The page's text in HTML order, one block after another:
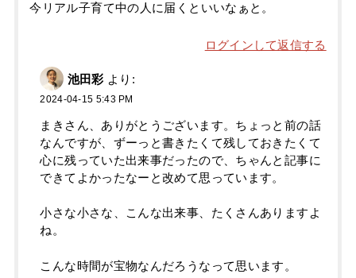
今リアル子育て中の人に届くといいなぁと。
ログインして返信する
池田彩 より:
2024-04-15 5:43 PM
まきさん、ありがとうございます。ちょっと前の話
なんですが、ずーっと書きたくて残しておきたくて
心に残っていた出来事だったので、ちゃんと記事に
できてよかったなーと改めて思っています。
小さな小さな、こんな出来事、たくさんありますよ
ね。
こんな時間が宝物なんだろうなって思います。